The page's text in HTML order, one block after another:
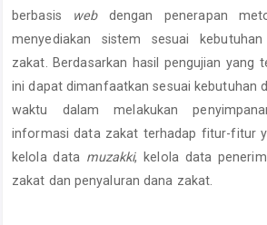
berbasis
webdengan penerapan
menyediakan sistem sesuai
zakat. Berdasarkan hasil pengujian yang
ini dapat dimanfaatkan sesuai kebutuhan
waktu dalam melakukan
informasi data zakat terhadap fitur-fitur
kelola data muzakki, kelola data
zakat dan penyaluran dana zakat.